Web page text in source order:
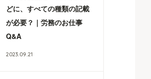
どに、すべての種類の記載
が必要？｜労務のお仕事
Q&A
2023 09 .21